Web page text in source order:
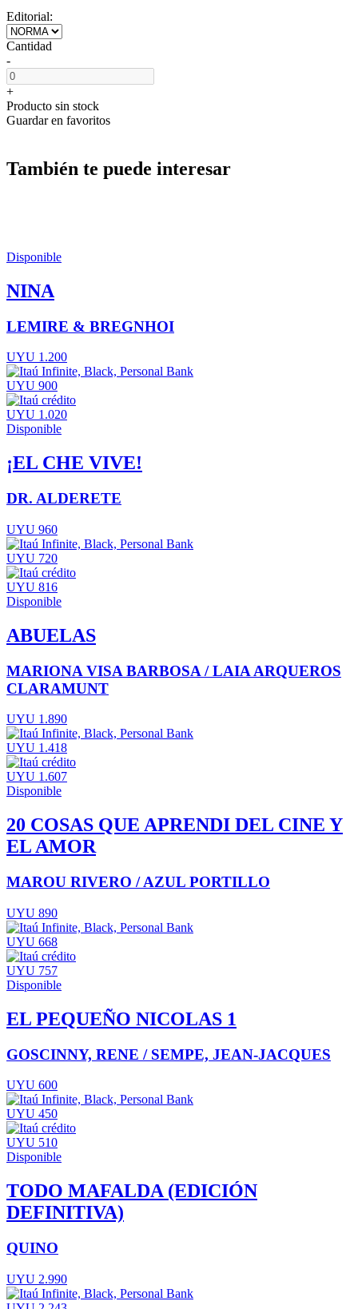
Editorial:
Cantidad
-
+
Producto sin stock
Guardar en favoritos
También te puede interesar
Disponible
NINA
LEMIRE & BREGNHOI
UYU 1.200
UYU 900
UYU 1.020
Disponible
¡EL CHE VIVE!
DR. ALDERETE
UYU 960
UYU 720
UYU 816
Disponible
ABUELAS
MARIONA VISA BARBOSA / LAIA ARQUEROS
CLARAMUNT
UYU 1.890
UYU 1.418
UYU 1.607
Disponible
20 COSAS QUE APRENDI DEL CINE Y
EL AMOR
MAROU RIVERO / AZUL PORTILLO
UYU 890
UYU 668
UYU 757
Disponible
EL PEQUEÑO NICOLAS 1
GOSCINNY, RENE / SEMPE, JEAN-JACQUES
UYU 600
UYU 450
UYU 510
Disponible
TODO MAFALDA (EDICIÓN
DEFINITIVA)
QUINO
UYU 2.990